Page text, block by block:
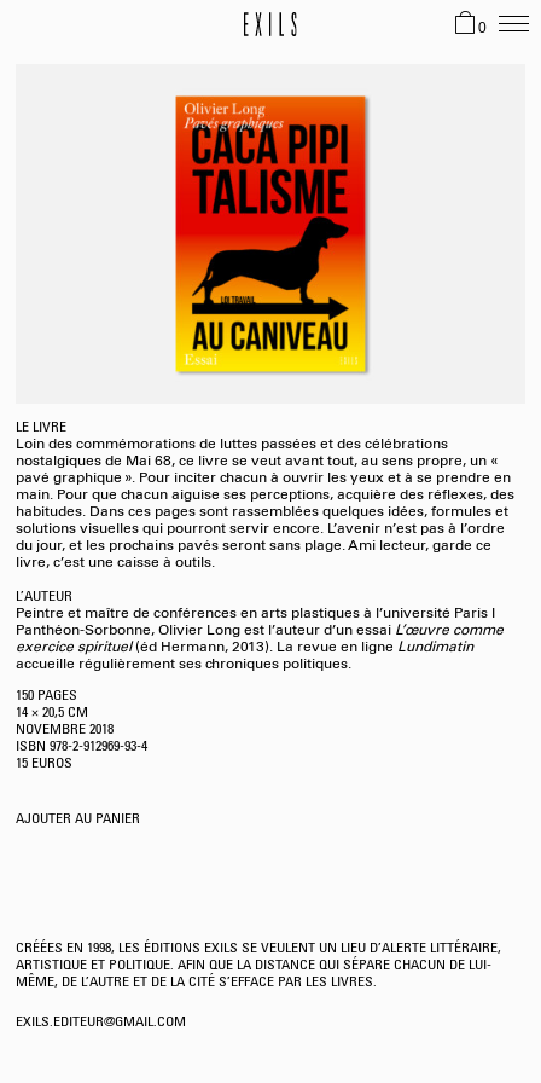
0
LE LIVRE
Loin des commémorations de luttes passées et des célébrations
nostalgiques de Mai 68, ce livre se veut avant tout, au sens propre, un «
pavé graphique ». Pour inciter chacun à ouvrir les yeux et à se prendre en
main. Pour que chacun aiguise ses perceptions, acquière des réflexes, des
habitudes. Dans ces pages sont rassemblées quelques idées, formules et
solutions visuelles qui pourront servir encore. L’avenir n’est pas à l’ordre
du jour, et les prochains pavés seront sans plage. Ami lecteur, garde ce
livre, c’est une caisse à outils.
L’AUTEUR
Peintre et maître de conférences en arts plastiques à l’université Paris I
Panthéon-Sorbonne, Olivier Long est l’auteur d’un essai L’œuvre comme
exercice spirituel(éd Hermann, 2013). La revue en ligne Lundimatin
accueille régulièrement ses chroniques politiques.
150 PAGES
14 × 20,5 CM
NOVEMBRE 2018
ISBN 978-2-912969-93-4
15 EUROS
AJOUTER AU PANIER
CRÉÉES EN 1998, LES ÉDITIONS EXILS SE VEULENT UN LIEU D’ALERTE LITTÉRAIRE,
ARTISTIQUE ET POLITIQUE. AFIN QUE LA DISTANCE QUI SÉPARE CHACUN DE LUI-
MÊME, DE L’AUTRE ET DE LA CITÉ S’EFFACE PAR LES LIVRES.
EXILS.EDITEUR@GMAIL.COM